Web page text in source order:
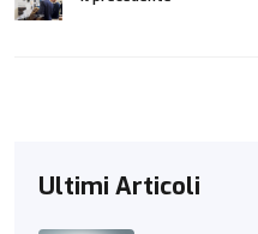
Ultimi Articoli